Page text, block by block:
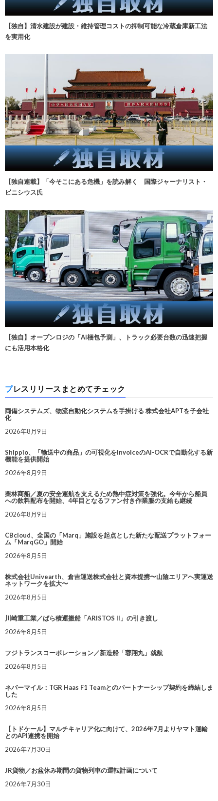
【独自】清水建設が建設・維持管理コストの抑制可能な冷蔵倉庫新工法
を実用化
【独自連載】「今そこにある危機」を読み解く 国際ジャーナリスト・
ビニシウス氏
【独自】オープンロジの「AI梱包予測」、トラック必要台数の迅速把握
にも活用本格化
プレスリリースまとめてチェック
両備システムズ、物流自動化システムを手掛ける 株式会社APTを子会社
化
2026年8月9日
Shippio、「輸送中の商品」の可視化をInvoiceのAI-OCRで自動化する新
機能を提供開始
2026年8月9日
栗林商船／夏の安全運航を支えるため熱中症対策を強化。今年から船員
への飲料配布を開始、4年目となるファン付き作業服の支給も継続
2026年8月9日
CBcloud、全国の「Marq」施設を起点とした新たな配送プラットフォー
ム「MarqGO」開始
2026年8月5日
株式会社Univearth、倉吉運送株式会社と資本提携〜山陰エリアへ実運送
ネットワークを拡大〜
2026年8月5日
川崎重工業／ばら積運搬船「ARISTOS II」の引き渡し
2026年8月5日
フジトランスコーポレーション／新造船「蓉翔丸」就航
2026年8月5日
ネバーマイル：TGR Haas F1 Teamとのパートナーシップ契約を締結しま
した
2026年8月5日
【トドケール】マルチキャリア化に向けて、2026年7月よりヤマト運輸
とのAPI連携を開始
2026年7月30日
JR貨物／お盆休み期間の貨物列車の運転計画について
2026年7月30日